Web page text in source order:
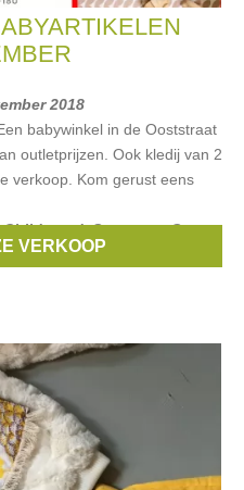
2018
babywinkel in de Ooststraat
outletprijzen. Ook kledij van 2
verkoop. Kom gerust eens
Childwood,Someone,Quax,
VERKOOP